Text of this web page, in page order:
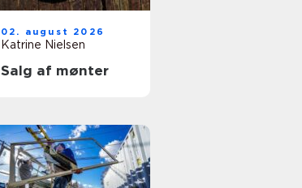
02. august 2026
Katrine Nielsen
Salg af mønter